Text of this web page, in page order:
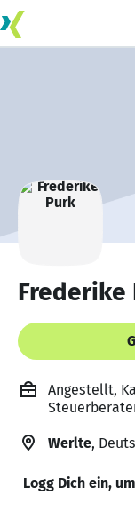
Frederike
Angestellt,
Werlte,
Logg Dich ein,